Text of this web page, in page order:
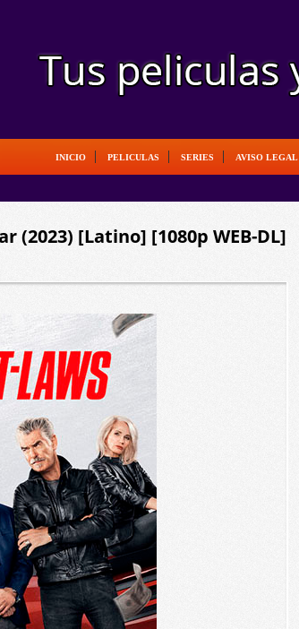
INICIO PELICULAS SERIES AVISO LEGAL
(2023) [Latino] [1080p WEB-DL]